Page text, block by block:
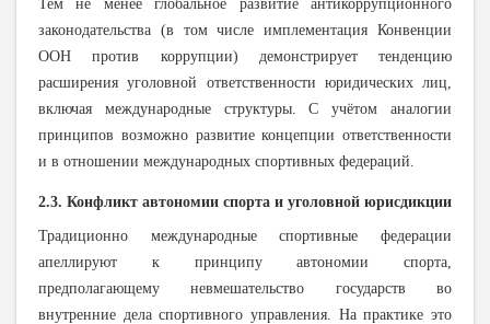
Тем не менее глобальное развитие антикоррупционного
законодательства (в том числе имплементация Конвенции
ООН против коррупции) демонстрирует тенденцию
расширения уголовной ответственности юридических лиц,
включая международные структуры. С учётом аналогии
принципов возможно развитие концепции ответственности
и в отношении международных спортивных федераций.
2.3. Конфликт автономии спорта и уголовной юрисдикции
Традиционно международные спортивные федерации
апеллируют к принципу автономии спорта,
предполагающему невмешательство государств во
внутренние дела спортивного управления. На практике это